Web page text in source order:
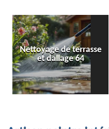
de terrasse
et dallage 64